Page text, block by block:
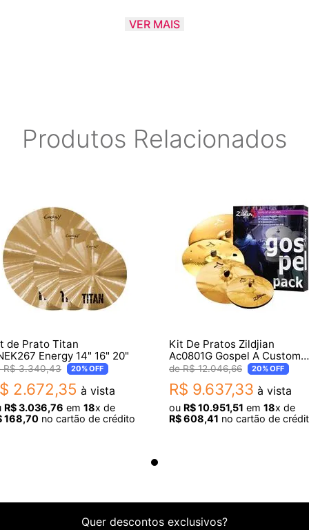
VER MAIS
Produtos Relacionados
de Prato Titan
Energy 14" 16" 20"
R$ 3.340,43 20%OFF
2.672,35 à vista
R$3.036,76 em 18x de
168,70 no cartão de crédito
Kit De Pratos Zildjian
Ac0801G Gospel A Custom
14Hh /17Crash /18Efx /
R$ 12.046,66 20%OFF
R$ 9.637,33 à vista
ou R$10.951,51 em 18x de
R$608,41 no cartão de
Quer descontos exclusivos?